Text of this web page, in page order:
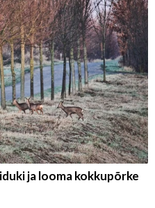
ja looma kokkupõrke